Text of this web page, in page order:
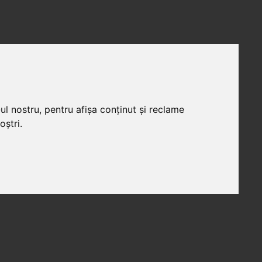
nostru, pentru afișa conținut și reclame